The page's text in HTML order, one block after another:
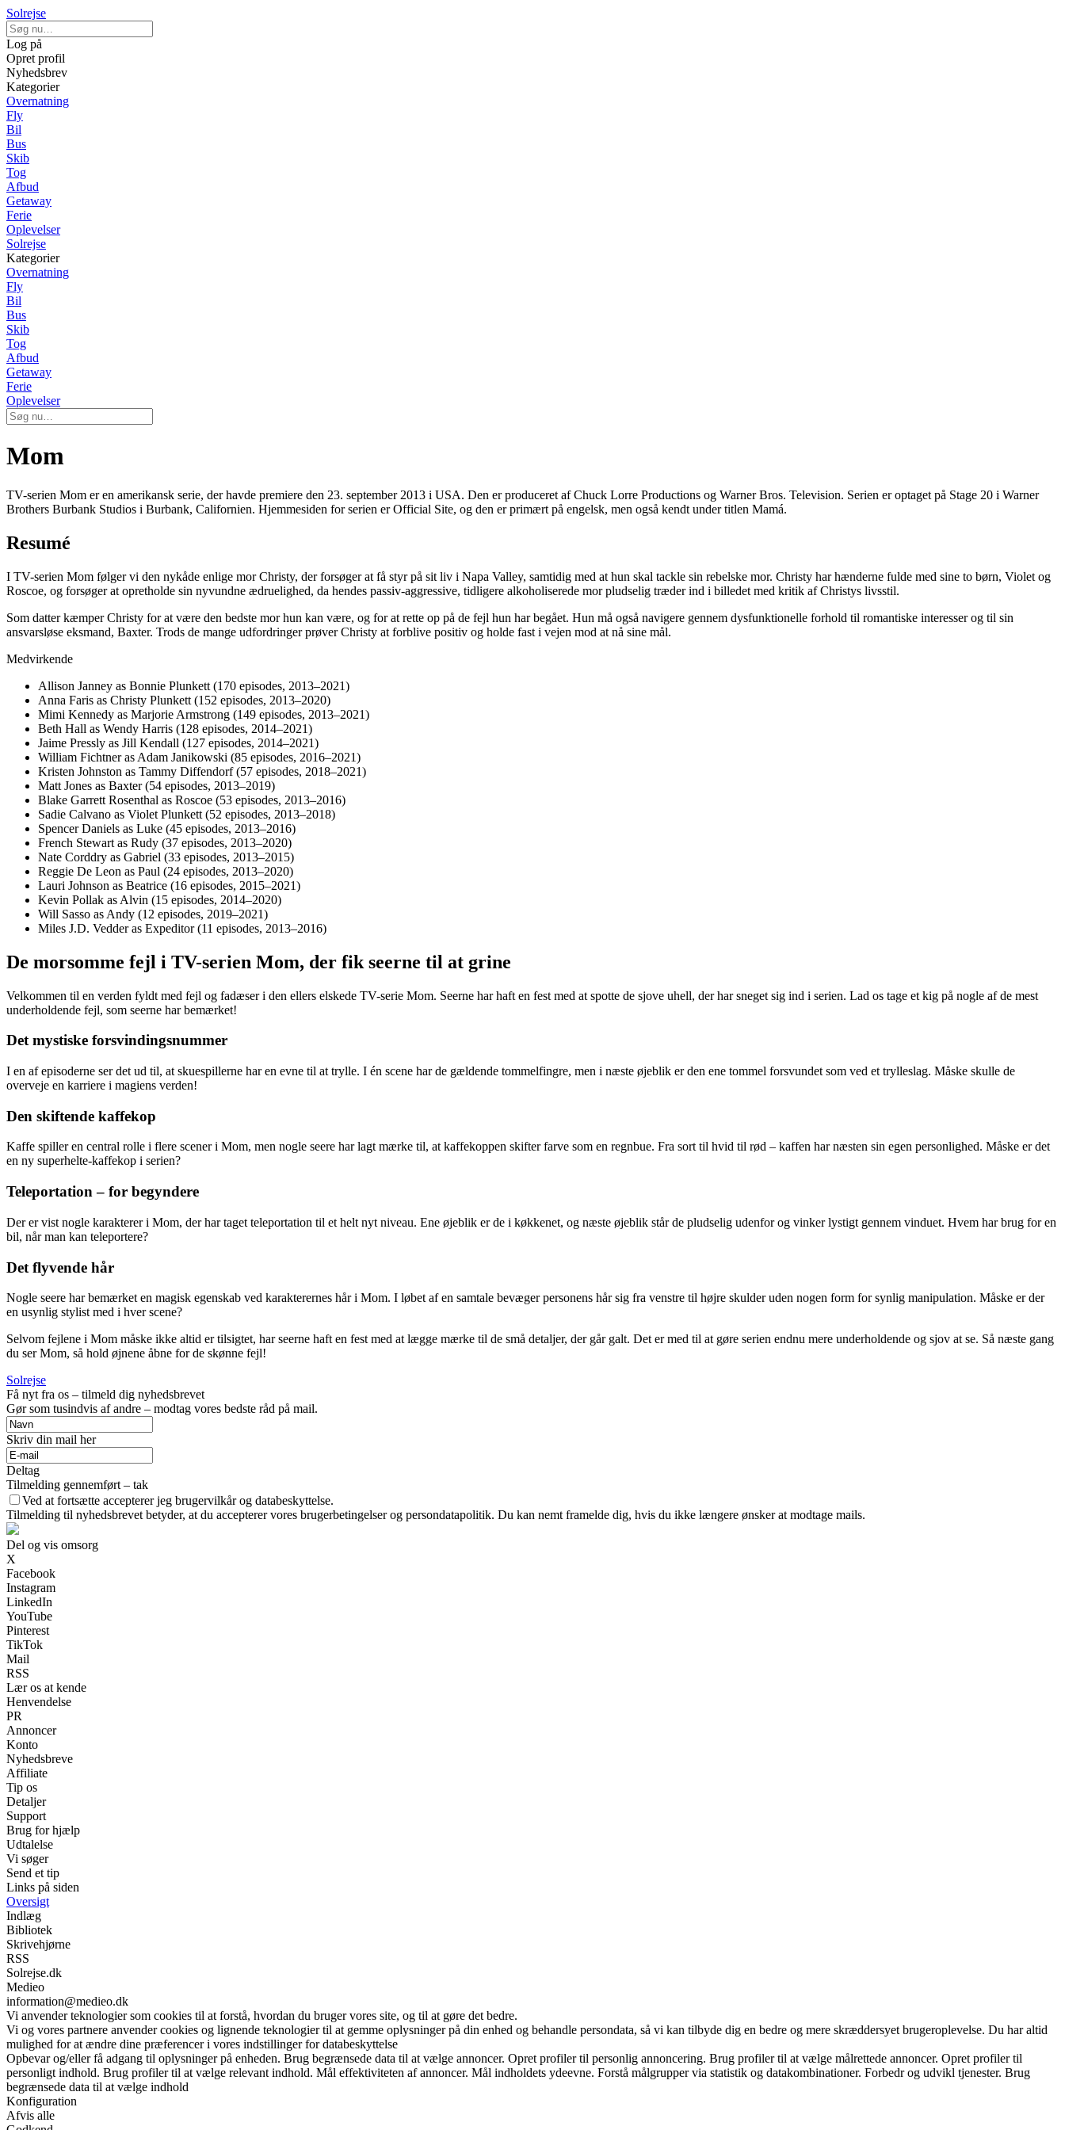
Solrejse
Log på
Opret profil
Nyhedsbrev
Kategorier
Overnatning
Fly
Bil
Bus
Skib
Tog
Afbud
Getaway
Ferie
Oplevelser
Solrejse
Kategorier
Overnatning
Fly
Bil
Bus
Skib
Tog
Afbud
Getaway
Ferie
Oplevelser
Mom
TV-serien Mom er en amerikansk serie, der havde premiere den 23. september 2013 i USA. Den er produceret af Chuck Lorre Productions og Warner Bros. Television. Serien er optaget på Stage 20 i Warner
Brothers Burbank Studios i Burbank, Californien. Hjemmesiden for serien er Official Site, og den er primært på engelsk, men også kendt under titlen Mamá.
Resumé
I TV-serien Mom følger vi den nykåde enlige mor Christy, der forsøger at få styr på sit liv i Napa Valley, samtidig med at hun skal tackle sin rebelske mor. Christy har hænderne fulde med sine to børn, Violet og
Roscoe, og forsøger at opretholde sin nyvundne ædruelighed, da hendes passiv-aggressive, tidligere alkoholiserede mor pludselig træder ind i billedet med kritik af Christys livsstil.
Som datter kæmper Christy for at være den bedste mor hun kan være, og for at rette op på de fejl hun har begået. Hun må også navigere gennem dysfunktionelle forhold til romantiske interesser og til sin
ansvarsløse eksmand, Baxter. Trods de mange udfordringer prøver Christy at forblive positiv og holde fast i vejen mod at nå sine mål.
Medvirkende
Allison Janney as Bonnie Plunkett (170 episodes, 2013–2021)
Anna Faris as Christy Plunkett (152 episodes, 2013–2020)
Mimi Kennedy as Marjorie Armstrong (149 episodes, 2013–2021)
Beth Hall as Wendy Harris (128 episodes, 2014–2021)
Jaime Pressly as Jill Kendall (127 episodes, 2014–2021)
William Fichtner as Adam Janikowski (85 episodes, 2016–2021)
Kristen Johnston as Tammy Diffendorf (57 episodes, 2018–2021)
Matt Jones as Baxter (54 episodes, 2013–2019)
Blake Garrett Rosenthal as Roscoe (53 episodes, 2013–2016)
Sadie Calvano as Violet Plunkett (52 episodes, 2013–2018)
Spencer Daniels as Luke (45 episodes, 2013–2016)
French Stewart as Rudy (37 episodes, 2013–2020)
Nate Corddry as Gabriel (33 episodes, 2013–2015)
Reggie De Leon as Paul (24 episodes, 2013–2020)
Lauri Johnson as Beatrice (16 episodes, 2015–2021)
Kevin Pollak as Alvin (15 episodes, 2014–2020)
Will Sasso as Andy (12 episodes, 2019–2021)
Miles J.D. Vedder as Expeditor (11 episodes, 2013–2016)
De morsomme fejl i TV-serien Mom, der fik seerne til at grine
Velkommen til en verden fyldt med fejl og fadæser i den ellers elskede TV-serie Mom. Seerne har haft en fest med at spotte de sjove uhell, der har sneget sig ind i serien. Lad os tage et kig på nogle af de mest
underholdende fejl, som seerne har bemærket!
Det mystiske forsvindingsnummer
I en af episoderne ser det ud til, at skuespillerne har en evne til at trylle. I én scene har de gældende tommelfingre, men i næste øjeblik er den ene tommel forsvundet som ved et trylleslag. Måske skulle de
overveje en karriere i magiens verden!
Den skiftende kaffekop
Kaffe spiller en central rolle i flere scener i Mom, men nogle seere har lagt mærke til, at kaffekoppen skifter farve som en regnbue. Fra sort til hvid til rød – kaffen har næsten sin egen personlighed. Måske er det
en ny superhelte-kaffekop i serien?
Teleportation – for begyndere
Der er vist nogle karakterer i Mom, der har taget teleportation til et helt nyt niveau. Ene øjeblik er de i køkkenet, og næste øjeblik står de pludselig udenfor og vinker lystigt gennem vinduet. Hvem har brug for en
bil, når man kan teleportere?
Det flyvende hår
Nogle seere har bemærket en magisk egenskab ved karakterernes hår i Mom. I løbet af en samtale bevæger personens hår sig fra venstre til højre skulder uden nogen form for synlig manipulation. Måske er der
en usynlig stylist med i hver scene?
Selvom fejlene i Mom måske ikke altid er tilsigtet, har seerne haft en fest med at lægge mærke til de små detaljer, der går galt. Det er med til at gøre serien endnu mere underholdende og sjov at se. Så næste gang
du ser Mom, så hold øjnene åbne for de skønne fejl!
Solrejse
Få nyt fra os – tilmeld dig nyhedsbrevet
Gør som tusindvis af andre – modtag vores bedste råd på mail.
Skriv din mail her
Deltag
Tilmelding gennemført – tak
Ved at fortsætte accepterer jeg brugervilkår og databeskyttelse.
Tilmelding til nyhedsbrevet betyder, at du accepterer vores brugerbetingelser og persondatapolitik. Du kan nemt framelde dig, hvis du ikke længere ønsker at modtage mails.
Del og vis omsorg
X
Facebook
Instagram
LinkedIn
YouTube
Pinterest
TikTok
Mail
RSS
Lær os at kende
Henvendelse
PR
Annoncer
Konto
Nyhedsbreve
Affiliate
Tip os
Detaljer
Support
Brug for hjælp
Udtalelse
Vi søger
Send et tip
Links på siden
Oversigt
Indlæg
Bibliotek
Skrivehjørne
RSS
Solrejse.dk
Medieo
information@medieo.dk
Vi anvender teknologier som cookies til at forstå, hvordan du bruger vores site, og til at gøre det bedre.
Vi og vores partnere anvender cookies og lignende teknologier til at gemme oplysninger på din enhed og behandle persondata, så vi kan tilbyde dig en bedre og mere skræddersyet brugeroplevelse. Du har altid
mulighed for at ændre dine præferencer i vores indstillinger for databeskyttelse
Opbevar og/eller få adgang til oplysninger på enheden. Brug begrænsede data til at vælge annoncer. Opret profiler til personlig annoncering. Brug profiler til at vælge målrettede annoncer. Opret profiler til
personligt indhold. Brug profiler til at vælge relevant indhold. Mål effektiviteten af annoncer. Mål indholdets ydeevne. Forstå målgrupper via statistik og datakombinationer. Forbedr og udvikl tjenester. Brug
begrænsede data til at vælge indhold
Konfiguration
Afvis alle